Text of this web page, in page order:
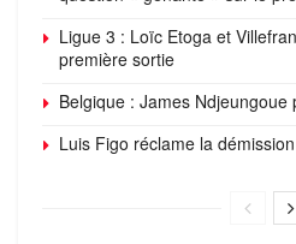
Ligue 3 : Loïc Etoga et
première sortie
Belgique : James Ndjeungoue
Luis Figo réclame la